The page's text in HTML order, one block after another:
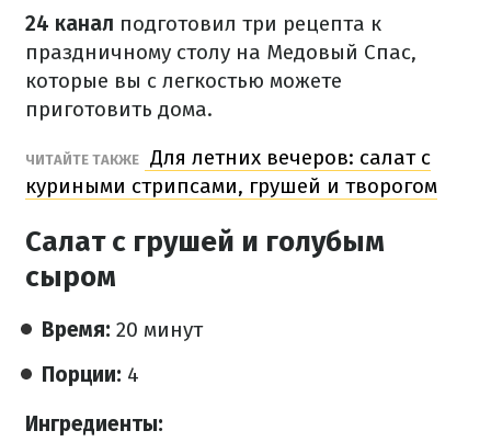
24 канал подготовил три рецепта к
праздничному столу на Медовый Спас,
которые вы с легкостью можете
приготовить дома.
ЧИТАЙТЕ ТАКЖЕ
Для летних вечеров: салат с
куриными стрипсами, грушей и творогом
Салат с грушей и голубым
сыром
Время: 20 минут
Порции: 4
Ингредиенты: